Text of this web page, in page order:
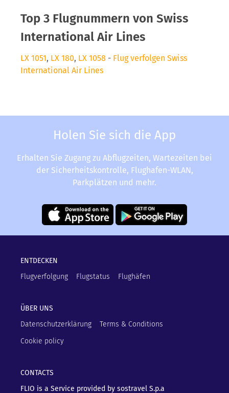
Top 3 Flugnummern von Swiss
International Air Lines
LX 1051, LX 180, LX 1058 - Flug verfolgen Swiss
International Air Lines
Holen Sie sich die App
Erhalten Sie Zugang zu Abflugzeiten, Wartezeiten bei
der Sicherheitskontrolle, Flughafen-WLAN,
Parkplätzen und mehr.
ENTDECKEN
Flugverfolgung
Flugstatus Flughäfen
ÜBER UNS
Datenschutzerklärung
Terms & Conditions
Cookie policy
CONTACTS
FLIO is a Service provided by sostravel S.p.a